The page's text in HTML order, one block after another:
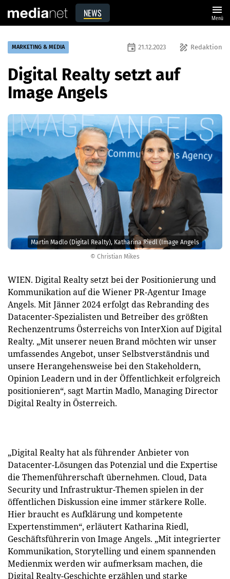
NEWS menu
Menü
© Christian Mikes
Martin Madlo (Digital Realty), Katharina Riedl (Image Angels
MARKETING & MEDIA draw Redaktion
event 21.12.2023
Digital Realty setzt auf
Image Angels
WIEN. Digital Realty setzt bei der Positionierung und
Kommunikation auf die Wiener PR-Agentur Image
Angels. Mit Jänner 2024 erfolgt das Rebranding des
Datacenter-Spezialisten und Betreiber des größten
Rechenzentrums Österreichs von InterXion auf Digital
Realty. „Mit unserer neuen Brand möchten wir unser
umfassendes Angebot, unser Selbstverständnis und
unsere Herangehensweise bei den Stakeholdern,
Opinion Leadern und in der Öffentlichkeit erfolgreich
positionieren“, sagt Martin Madlo, Managing Director
Digital Realty in Österreich.
„Digital Realty hat als führender Anbieter von
Datacenter-Lösungen das Potenzial und die Expertise
die Themenführerschaft übernehmen. Cloud, Data
Security und Infrastruktur-Themen spielen in der
öffentlichen Diskussion eine immer stärkere Rolle.
Hier braucht es Aufklärung und kompetente
Expertenstimmen“, erläutert Katharina Riedl,
Geschäftsführerin von Image Angels. „Mit integrierter
Kommunikation, Storytelling und einem spannenden
Medienmix werden wir aufmerksam machen, die
Digital Realty-Geschichte erzählen und starke